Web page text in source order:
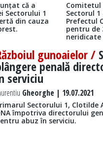
că a
Sectorului 1
din cauza
Comitetul
Sectorul
Prefectul
pentru de
neridicate
gunoaielor /
penală
serviciu
Gheorghe | 19.07.2021
Sectorului 1,
împotriva directorului
abuz în serviciu.